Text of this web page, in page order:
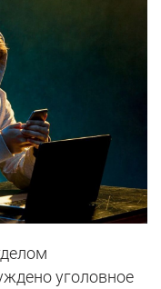
уголовное